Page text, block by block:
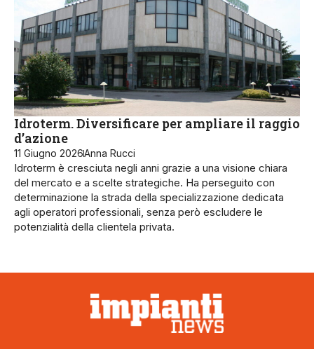
Idroterm. Diversificare per ampliare il raggio
d’azione
11 Giugno 2026Anna Rucci
Idroterm è cresciuta negli anni grazie a una visione chiara
del mercato e a scelte strategiche. Ha perseguito con
determinazione la strada della specializzazione dedicata
agli operatori professionali, senza però escludere le
potenzialità della clientela privata.